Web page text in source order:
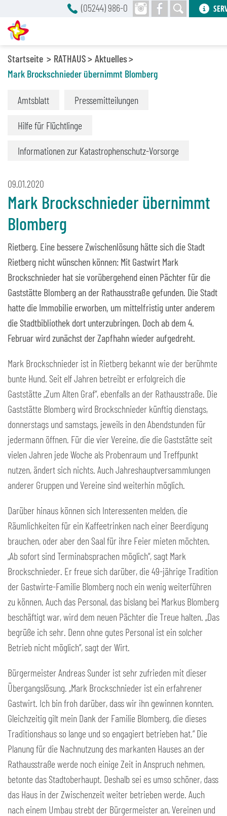
Startseite RATHAUS
Aktuelles
Mark Brockschnieder übernimmt Blomberg
Amtsblatt Pressemitteilungen
Hilfe für Flüchtlinge
Informationen zur Katastrophenschutz-Vorsorge
09.01.2020
Mark Brockschnieder übernimmt
Blomberg
Rietberg. Eine bessere Zwischenlösung hätte sich die Stadt
Rietberg nicht wünschen können: Mit Gastwirt Mark
Brockschnieder hat sie vorübergehend einen Pächter für die
Gaststätte Blomberg an der Rathausstraße gefunden. Die Stadt
hatte die Immobilie erworben, um mittelfristig unter anderem
die Stadtbibliothek dort unterzubringen. Doch ab dem 4.
Februar wird zunächst der Zapfhahn wieder aufgedreht.
Mark Brockschnieder ist in Rietberg bekannt wie der berühmte
bunte Hund. Seit elf Jahren betreibt er erfolgreich die
Gaststätte „Zum Alten Graf“, ebenfalls an der Rathausstraße. Die
Gaststätte Blomberg wird Brockschnieder künftig dienstags,
donnerstags und samstags, jeweils in den Abendstunden für
jedermann öffnen. Für die vier Vereine, die die Gaststätte seit
vielen Jahren jede Woche als Probenraum und Treffpunkt
nutzen, ändert sich nichts. Auch Jahreshauptversammlungen
anderer Gruppen und Vereine sind weiterhin möglich.
Darüber hinaus können sich Interessenten melden, die
Räumlichkeiten für ein Kaffeetrinken nach einer Beerdigung
brauchen, oder aber den Saal für ihre Feier mieten möchten.
„Ab sofort sind Terminabsprachen möglich“, sagt Mark
Brockschnieder. Er freue sich darüber, die 49-jährige Tradition
der Gastwirte-Familie Blomberg noch ein wenig weiterführen
zu können. Auch das Personal, das bislang bei Markus Blomberg
beschäftigt war, wird dem neuen Pächter die Treue halten. „Das
begrüße ich sehr. Denn ohne gutes Personal ist ein solcher
Betrieb nicht möglich“, sagt der Wirt.
Bürgermeister Andreas Sunder ist sehr zufrieden mit dieser
Übergangslösung. „Mark Brockschnieder ist ein erfahrener
Gastwirt. Ich bin froh darüber, dass wir ihn gewinnen konnten.
Gleichzeitig gilt mein Dank der Familie Blomberg, die dieses
Traditionshaus so lange und so engagiert betrieben hat.“ Die
Planung für die Nachnutzung des markanten Hauses an der
Rathausstraße werde noch einige Zeit in Anspruch nehmen,
betonte das Stadtoberhaupt. Deshalb sei es umso schöner, dass
das Haus in der Zwischenzeit weiter betrieben werde. Auch
nach einem Umbau strebt der Bürgermeister an, Vereinen und
(05244) 986-0